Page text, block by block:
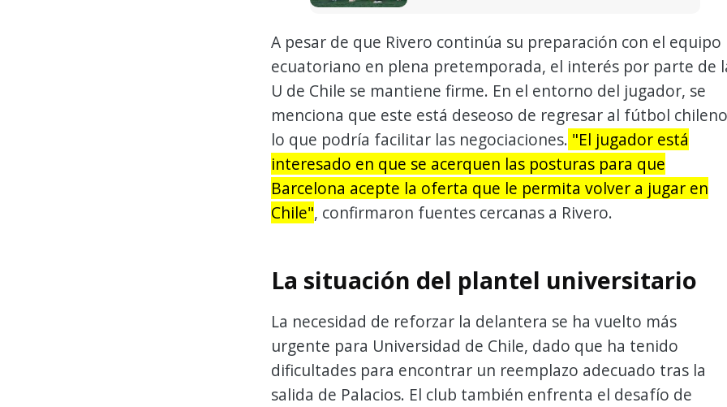
A pesar de que Rivero continúa su preparación con el equipo
ecuatoriano en plena pretemporada, el interés por parte de
U de Chile se mantiene firme. En el entorno del jugador, se
menciona que este está deseoso de regresar al fútbol
lo que podría facilitar las negociaciones. "El jugador está
interesado en que se acerquen las posturas para que
Barcelona acepte la oferta que le permita volver a jugar en
Chile", confirmaron fuentes cercanas a Rivero.
La situación del plantel universitario
La necesidad de reforzar la delantera se ha vuelto más
urgente para Universidad de Chile, dado que ha tenido
dificultades para encontrar un reemplazo adecuado tras la
salida de Palacios. El club también enfrenta el desafío de